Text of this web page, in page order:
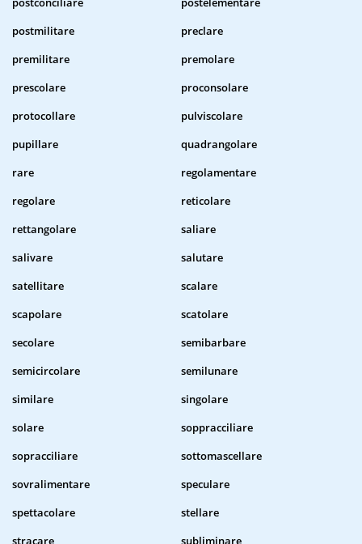
postmilitare
preclare
premilitare
premolare
prescolare
proconsolare
protocollare
pulviscolare
pupillare
quadrangolare
rare
regolamentare
regolare
reticolare
rettangolare
saliare
salivare
salutare
satellitare
scalare
scapolare
scatolare
secolare
semibarbare
semicircolare
semilunare
similare
singolare
solare
soppracciliare
sopracciliare
sottomascellare
sovralimentare
speculare
spettacolare
stellare
stracare
subliminare